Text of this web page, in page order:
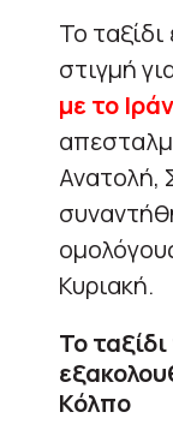
Το ταξίδι
στιγμή
με το Ιράν
Ανατολή,
Κυριακή.
Το
Κόλπο